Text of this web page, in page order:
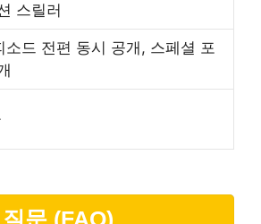
스릴러
소드 전편 동시 공개, 스페셜 포
문 (FAQ)